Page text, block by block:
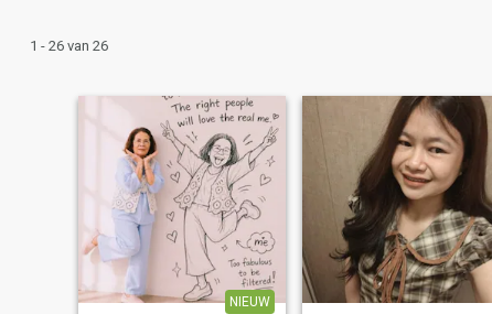
1 - 26 van 26
NIEUW